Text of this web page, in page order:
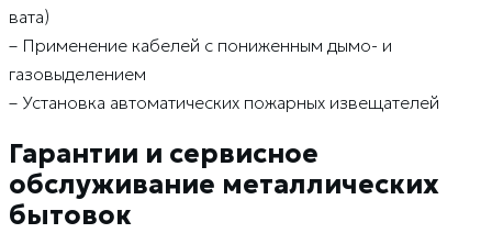
вата)
– Применение кабелей с пониженным дымо- и
газовыделением
– Установка автоматических пожарных извещателей
Гарантии и сервисное
обслуживание металлических
бытовок